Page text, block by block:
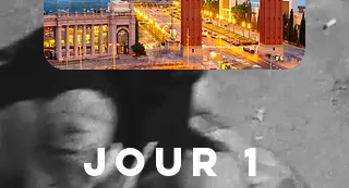
JOUR 1